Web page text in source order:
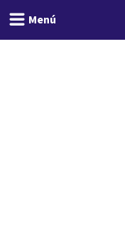
Menú